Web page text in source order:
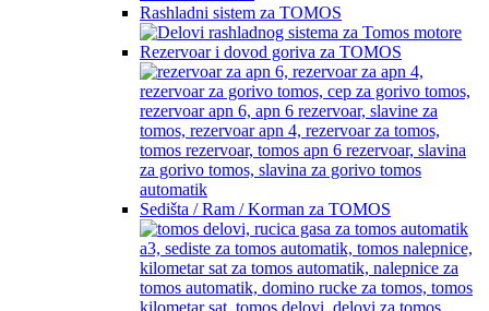
Rashladni sistem za TOMOS
Rezervoar i dovod goriva za TOMOS
Sedišta / Ram / Korman za TOMOS